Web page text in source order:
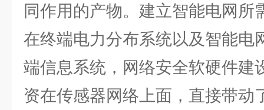
同作用的产物。建立智能电网所
在终端电力分布系统以及智能电
端信息系统，网络安全软硬件建
资在传感器网络上面，直接带动